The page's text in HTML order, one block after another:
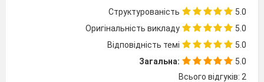
Структурованість
5.0
Оригінальність викладу
5.0
Відповідність темі
5.0
Загальна:
5.0
Всього відгуків: 2